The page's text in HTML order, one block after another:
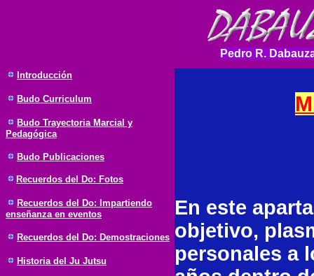
Pedro R.
Introducción
Budo Curriculum
Budo Trayectoria Marcial y
Pedagógica
Budo Publicaciones
Recuerdos del Do: Fotos
Recuerdos del Do: Impartiendo
enseñanza en eventos
Recuerdos del Do: Demostraciones
Historia del Ju Jutsu
En este
objetivo,
personales a